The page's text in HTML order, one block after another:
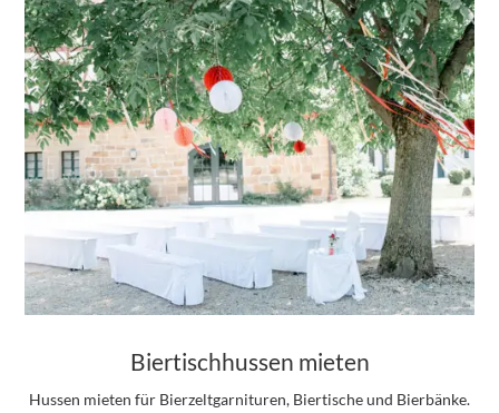
Biertischhussen mieten
Hussen mieten für Bierzeltgarnituren, Biertische und Bierbänke.